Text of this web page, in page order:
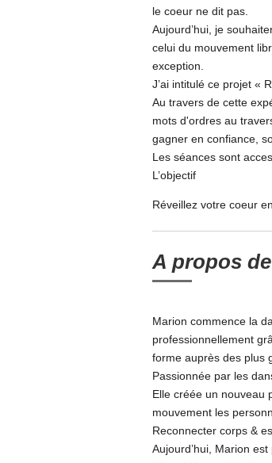
le coeur ne dit pas.
Aujourd’hui, je
celui du mouvement
exception.
J’ai intitulé ce projet «
Au travers de cette
mots d'ordres au
gagner en confiance,
Les séances sont
L’objectif
Réveillez votre coeur
A propos
Marion commence la
professionnellement
forme auprès des plus
Passionnée par les
Elle créée un nouveau
mouvement les
Reconnecter corps &
Aujourd’hui, Marion